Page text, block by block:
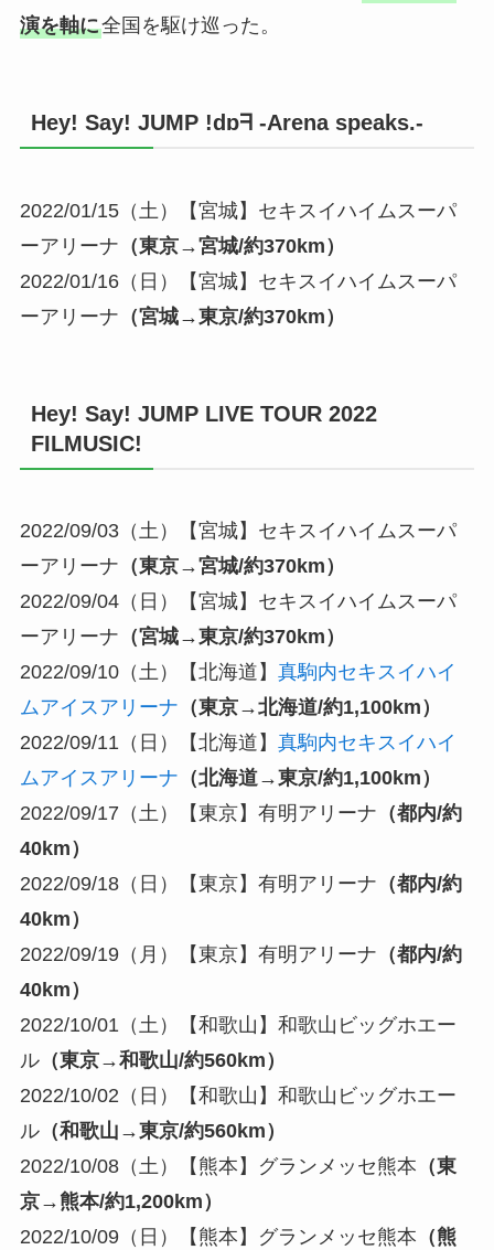
演を軸に全国を駆け巡った。
Hey! Say! JUMP !dɒᖷ -Arena speaks.-
2022/01/15（土）【宮城】セキスイハイムスーパ
ーアリーナ （東京→宮城/約370km）
2022/01/16（日）【宮城】セキスイハイムスーパ
ーアリーナ （宮城→東京/約370km）
Hey! Say! JUMP LIVE TOUR 2022
FILMUSIC!
2022/09/03（土）【宮城】セキスイハイムスーパ
ーアリーナ （東京→宮城/約370km）
2022/09/04（日）【宮城】セキスイハイムスーパ
ーアリーナ （宮城→東京/約370km）
2022/09/10（土）【北海道】 真駒内セキスイハイ
ムアイスアリーナ （東京→北海道/約1,100km）
2022/09/11（日）【北海道】 真駒内セキスイハイ
ムアイスアリーナ （北海道→東京/約1,100km）
2022/09/17（土）【東京】有明アリーナ （都内/約
40km）
2022/09/18（日）【東京】有明アリーナ （都内/約
40km）
2022/09/19（月）【東京】有明アリーナ （都内/約
40km）
2022/10/01（土）【和歌山】和歌山ビッグホエー
ル（東京→和歌山/約560km）
2022/10/02（日）【和歌山】和歌山ビッグホエー
ル（和歌山→東京/約560km）
2022/10/08（土）【熊本】グランメッセ熊本 （東
京→熊本/約1,200km）
2022/10/09（日）【熊本】グランメッセ熊本 （熊